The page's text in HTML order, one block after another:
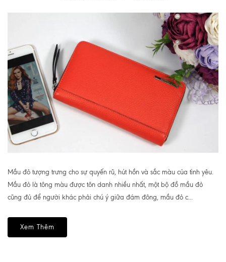
Mầu đỏ tượng trưng cho sự quyến rũ, hút hồn và sắc màu của tình yêu.
Mầu đỏ là tông màu được tôn danh nhiều nhất, một bộ đồ mầu đỏ
cũng đủ để người khác phải chú ý giữa đám đông, mầu đỏ c...
Xem Thêm